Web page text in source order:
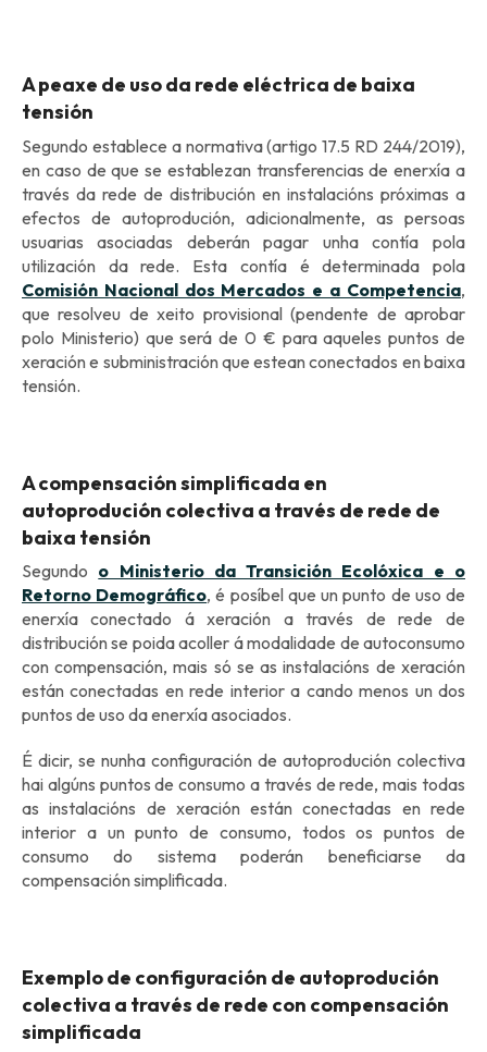
A peaxe de uso da rede eléctrica de baixa
tensión
Segundo establece a normativa (artigo 17.5 RD 244/2019),
en caso de que se establezan transferencias de enerxía a
través da rede de distribución en instalacións próximas a
efectos de autoprodución, adicionalmente, as persoas
usuarias asociadas deberán pagar unha contía pola
utilización da rede. Esta contía é determinada pola
Comisión Nacional dos Mercados e a Competencia,
que resolveu de xeito provisional (pendente de aprobar
polo Ministerio) que será de 0 € para aqueles puntos de
xeración e subministración que estean conectados en baixa
tensión.
A compensación simplificada en
autoprodución colectiva a través de rede de
baixa tensión
Segundo o Ministerio da Transición Ecolóxica e o
Retorno Demográfico, é posíbel que un punto de uso de
enerxía conectado á xeración a través de rede de
distribución se poida acoller á modalidade de autoconsumo
con compensación, mais só se as instalacións de xeración
están conectadas en rede interior a cando menos un dos
puntos de uso da enerxía asociados.
É dicir, se nunha configuración de autoprodución colectiva
hai algúns puntos de consumo a través de rede, mais todas
as instalacións de xeración están conectadas en rede
interior a un punto de consumo, todos os puntos de
consumo do sistema poderán beneficiarse da
compensación simplificada.
Exemplo de configuración de autoprodución
colectiva a través de rede con compensación
simplificada